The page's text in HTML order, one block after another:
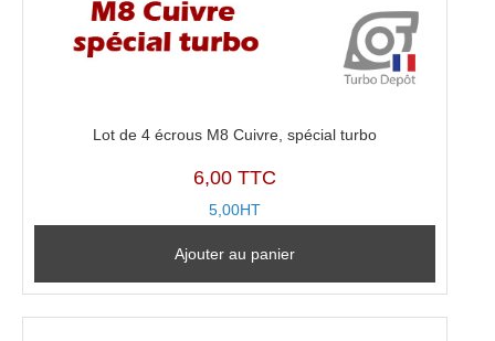
Lot de 4 écrous M8 Cuivre, spécial turbo
6,00 TTC
5,00HT
Ajouter au panier